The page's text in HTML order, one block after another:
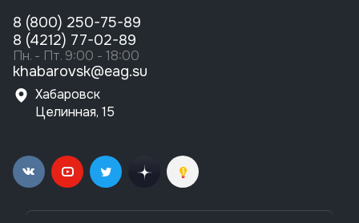
8 (800) 250-75-89
8 (4212) 77-02-89
Пн. - Пт. 9:00 - 18:00
khabarovsk@eag.su
Хабаровск
Целинная, 15